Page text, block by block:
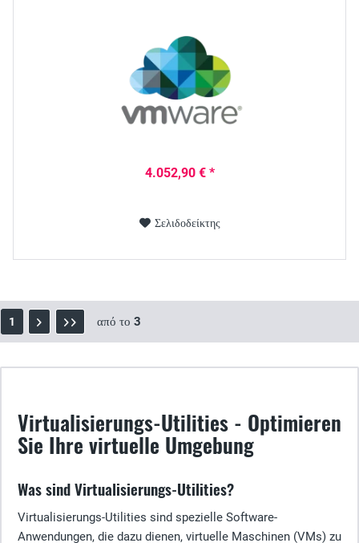
4.052,90 € *
Σελιδοδείκτης
1 από το 3
Virtualisierungs-Utilities - Optimieren
Sie Ihre virtuelle Umgebung
Was sind Virtualisierungs-Utilities?
Virtualisierungs-Utilities sind spezielle Software-
Anwendungen, die dazu dienen, virtuelle Maschinen (VMs) zu